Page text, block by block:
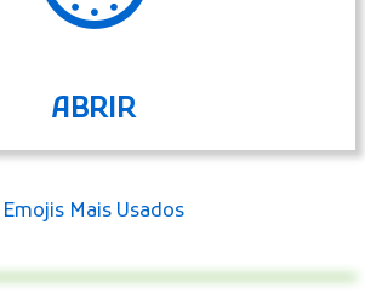
ABRIR
Relógio Temporizador